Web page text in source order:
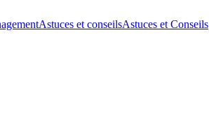
Astuces et conseilsAstuces et Conseils